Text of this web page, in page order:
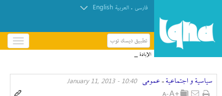
فارسی . العربیة English
تطبيق ديسك توب
باز
و
کردن
الإبادة الجماعية للفلسطينيين متجذرّة في صمت منظمات
سیاسیة و اجتماعیة » عمومی 10:40 - January 11, 2013